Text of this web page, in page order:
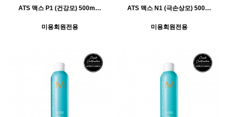
ATS 맥스 P1 (건강모) 500m…
미용회원전용
ATS 맥스 N1 (극손상모) 500…
미용회원전용